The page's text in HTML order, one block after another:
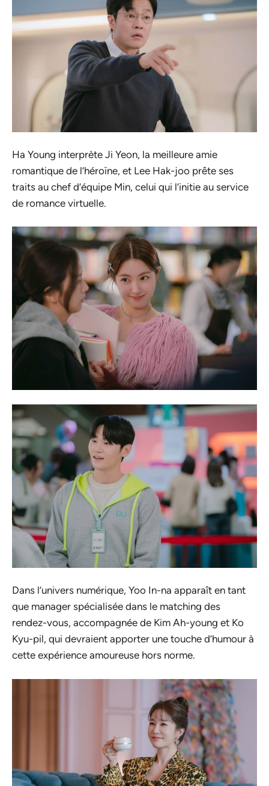
Ha Young interprète Ji Yeon, la meilleure amie
romantique de l’héroïne, et Lee Hak-joo prête ses
traits au chef d’équipe Min, celui qui l’initie au service
de romance virtuelle.
Dans l’univers numérique, Yoo In-na apparaît en tant
que manager spécialisée dans le matching des
rendez-vous, accompagnée de Kim Ah-young et Ko
Kyu-pil, qui devraient apporter une touche d’humour à
cette expérience amoureuse hors norme.